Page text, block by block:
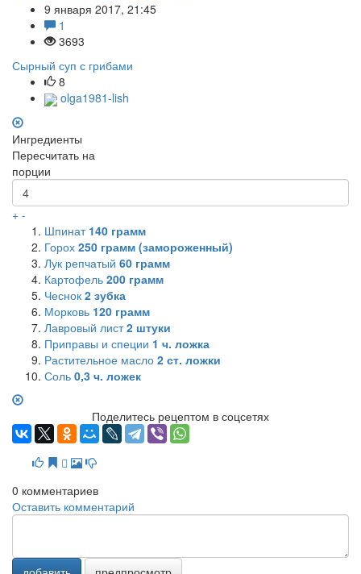
9 января 2017, 21:45
1
3693
Сырный суп с грибами
8
olga1981-lish
Ингредиенты
Пересчитать на
порции
+ -
Шпинат 140 грамм
Горох 250 грамм (замороженный)
Лук репчатый 60 грамм
Картофель 200 грамм
Чеснок 2 зубка
Морковь 120 грамм
Лавровый лист2 штуки
Приправы и специи 1 ч. ложка
Растительное масло 2 ст. ложки
Соль 0,3 ч. ложек
Поделитесь рецептом в соцсетях
0 комментариев
Оставить комментарий